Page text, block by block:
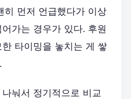
히 먼저 언급했다가 이상
가는 경우가 있다. 후원
타이밍을 놓치는 게 쌓
눠서 정기적으로 비교